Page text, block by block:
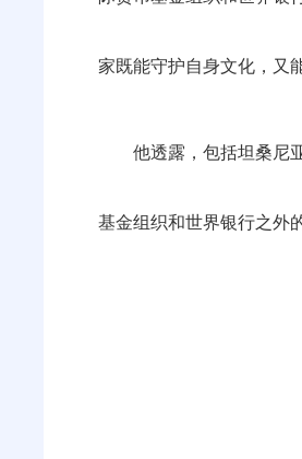
家既能守护自身文化，又
他透露，包括坦桑尼
基金组织和世界银行之外